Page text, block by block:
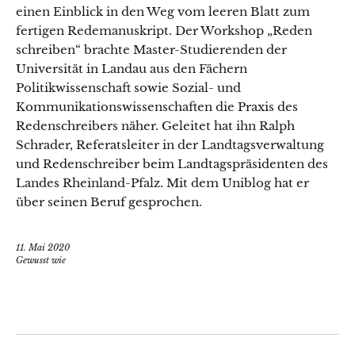
einen Einblick in den Weg vom leeren Blatt zum
fertigen Redemanuskript. Der Workshop „Reden
schreiben“ brachte Master-Studierenden der
Universität in Landau aus den Fächern
Politikwissenschaft sowie Sozial- und
Kommunikationswissenschaften die Praxis des
Redenschreibers näher. Geleitet hat ihn Ralph
Schrader, Referatsleiter in der Landtagsverwaltung
und Redenschreiber beim Landtagspräsidenten des
Landes Rheinland-Pfalz. Mit dem Uniblog hat er
über seinen Beruf gesprochen.
11. Mai 2020
Gewusst wie